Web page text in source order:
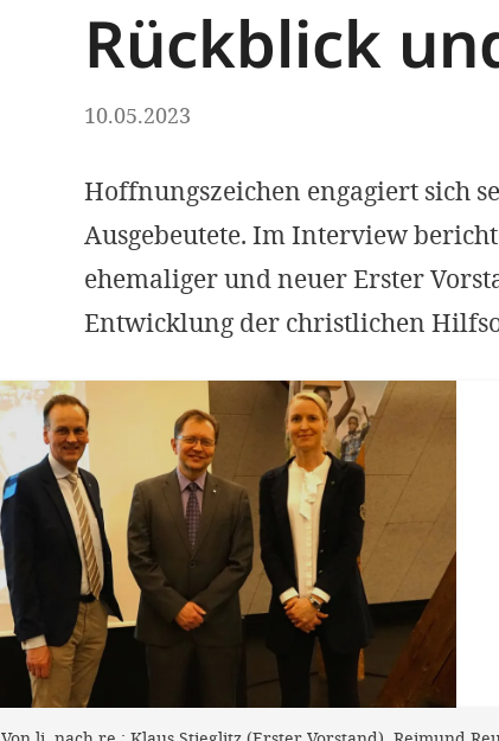
Rückblick
10.05.2023
Hoffnungszeichen engagiert sich
Ausgebeutete. Im Interview
ehemaliger und neuer Erster
Entwicklung der christlichen